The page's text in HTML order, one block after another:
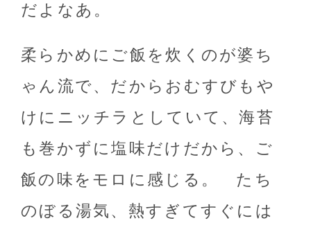
だよなあ。
柔らかめにご飯を炊くのが婆ち
ゃん流で、だからおむすびもや
けにニッチラとしていて、海苔
も巻かずに塩味だけだから、ご
飯の味をモロに感じる。 たち
のぼる湯気、熱すぎてすぐには